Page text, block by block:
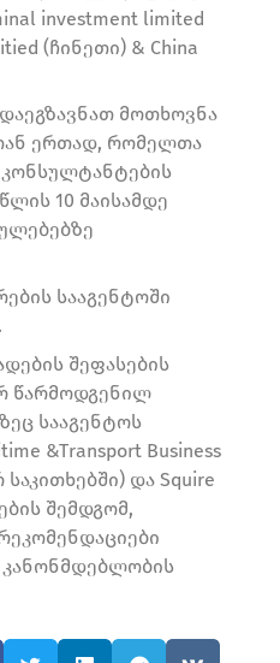
investment limited
(ჩინეთი) & China
მოთხოვნა
ერთად, რომელთა
კონსულტანტების
10 მაისამდე
სააგენტოში
შეფასების
წარმოდგენილ
სააგენტოს
&Transport Business
და Squire
შემდგომ,
კანონმდებლობის